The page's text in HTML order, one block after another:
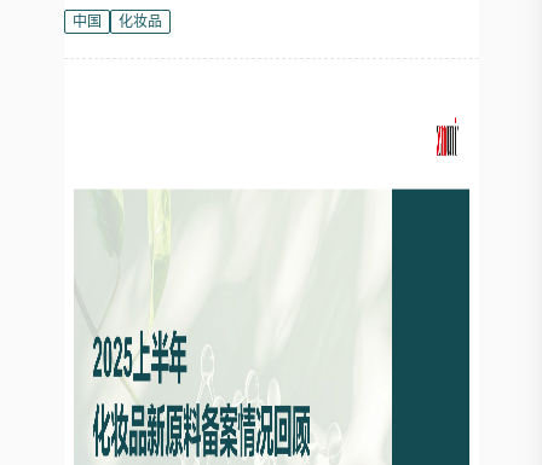
中国
化妆品